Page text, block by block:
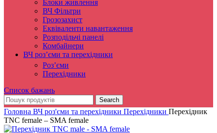
Блоки живлення
ВЧ Фільтри
Грозозахист
Еквіваленти навантаження
Розподільчі панелі
Комбайнери
ВЧ роз’єми та перехідники
Роз’єми
Перехідники
Список бажань
Search
Головна ВЧ роз'єми та перехідники Перехідники Перехідник
TNC female – SMA female